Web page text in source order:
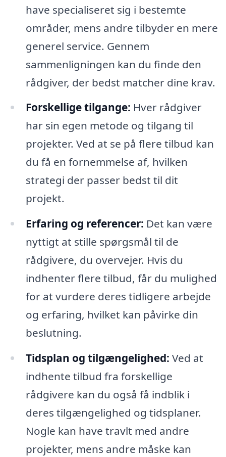
have specialiseret sig i bestemte
områder, mens andre tilbyder en mere
generel service. Gennem
sammenligningen kan du finde den
rådgiver, der bedst matcher dine krav.
Forskellige tilgange: Hver rådgiver
har sin egen metode og tilgang til
projekter. Ved at se på flere tilbud kan
du få en fornemmelse af, hvilken
strategi der passer bedst til dit
projekt.
Erfaring og referencer: Det kan være
nyttigt at stille spørgsmål til de
rådgivere, du overvejer. Hvis du
indhenter flere tilbud, får du mulighed
for at vurdere deres tidligere arbejde
og erfaring, hvilket kan påvirke din
beslutning.
Tidsplan og tilgængelighed: Ved at
indhente tilbud fra forskellige
rådgivere kan du også få indblik i
deres tilgængelighed og tidsplaner.
Nogle kan have travlt med andre
projekter, mens andre måske kan